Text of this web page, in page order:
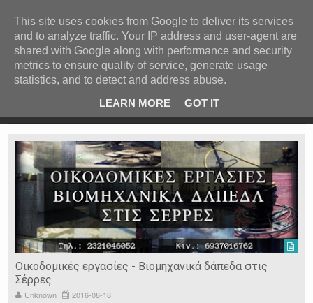
Σέρρες: 44χρονος παρίστανε τον γιατρό και
Οικοδομικές εργασίες - Βιομηχανικά δάπεδα στις
Σέρρες
Unknown 2016-08-18
ΚΕΝΤΡΙΚΗ ΑΝΑ ΚΑΤΗΓΟΡΙΑ
ΕΙΔΗΣΕΙΣ ΑΝΑ ΠΕΡΙΟΧΗ
ΠΡΟΣΦΑΤΑ ΝΕΑ
Ν. ΣΕΡΡΩΝ Η ΓΗ ΜΑΣ
ΤΥΧΑΙΕΣ ΑΝΑΡΤΗΣΕΙΣ/ΑΡΘΡΑ
Serres Racing Circuit
Panserraikos FC
Ikaroi B.C.
This site uses cookies from Google to deliver its services
and to analyze traffic. Your IP address and user-agent are
shared with Google along with performance and security
metrics to ensure quality of service, generate usage
statistics, and to detect and address abuse.
LEARN MORE
GOT IT